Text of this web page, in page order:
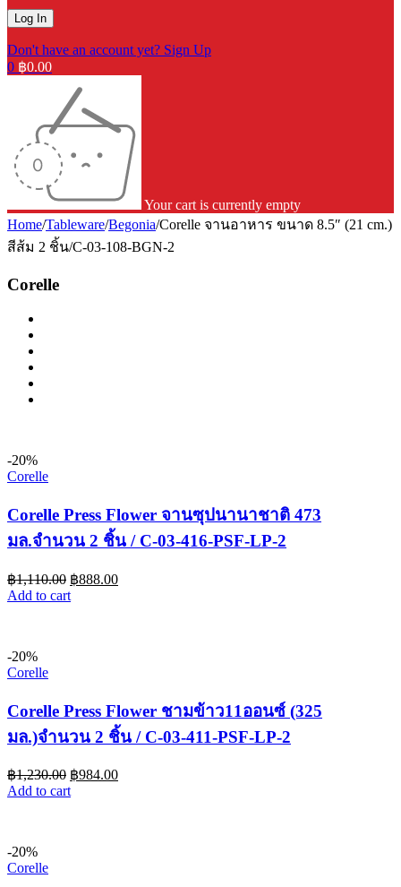
Don't have an account yet? Sign Up
0 ฿0.00
Your cart is currently empty
Home/Tableware/Begonia/Corelle จานอาหาร ขนาด 8.5″ (21 cm.)
สีส้ม 2 ชิ้น/C-03-108-BGN-2
Corelle
-20%
Corelle
Corelle Press Flower จานซุปนานาชาติ 473
มล.จำนวน 2 ชิ้น / C-03-416-PSF-LP-2
฿1,110.00 ฿888.00
Add to cart
-20%
Corelle
Corelle Press Flower ชามข้าว11ออนซ์ (325
มล.)จำนวน 2 ชิ้น / C-03-411-PSF-LP-2
฿1,230.00 ฿984.00
Add to cart
-20%
Corelle